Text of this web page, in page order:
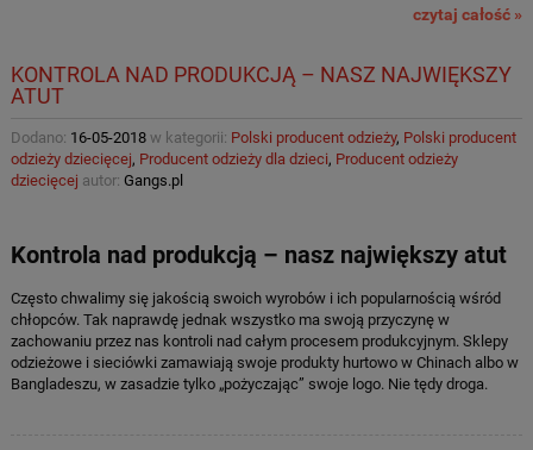
czytaj całość »
KONTROLA NAD PRODUKCJĄ – NASZ NAJWIĘKSZY
ATUT
Dodano: 16-05-2018w kategorii: Polski producent odzieży, Polski producent
odzieży dziecięcej, Producent odzieży dla dzieci, Producent odzieży
dziecięcej autor: Gangs.pl
Kontrola nad produkcją – nasz największy atut
Często chwalimy się jakością swoich wyrobów i ich popularnością wśród
chłopców. Tak naprawdę jednak wszystko ma swoją przyczynę w
zachowaniu przez nas kontroli nad całym procesem produkcyjnym. Sklepy
odzieżowe i sieciówki zamawiają swoje produkty hurtowo w Chinach albo w
Bangladeszu, w zasadzie tylko „pożyczając” swoje logo. Nie tędy droga.